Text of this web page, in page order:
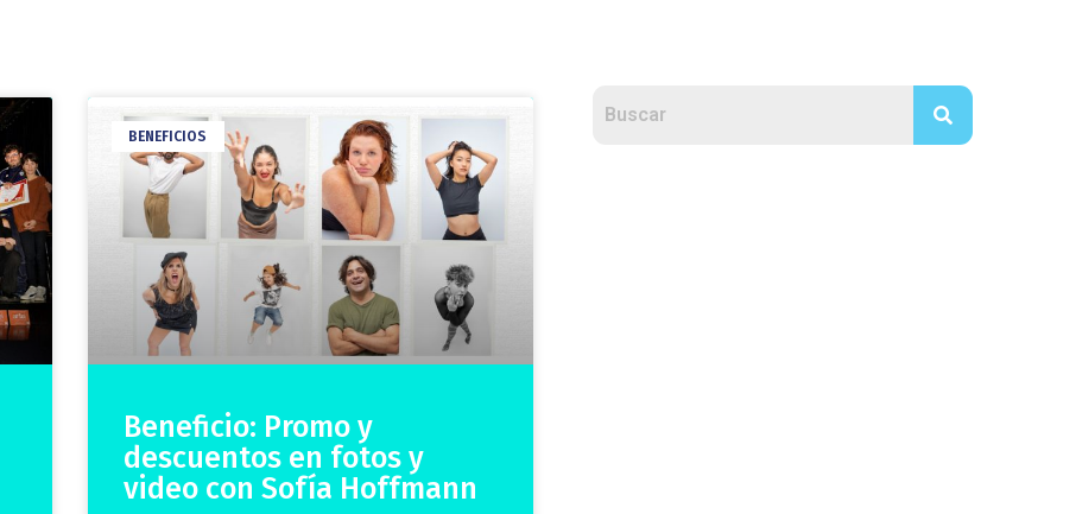
BENEFICIOS
Beneficio: Promo y
descuentos en fotos y
video con Sofía Hoffmann